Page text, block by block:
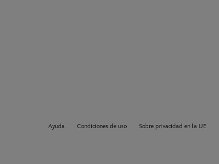
Ayuda Condiciones de uso Sobre privacidad en la UE